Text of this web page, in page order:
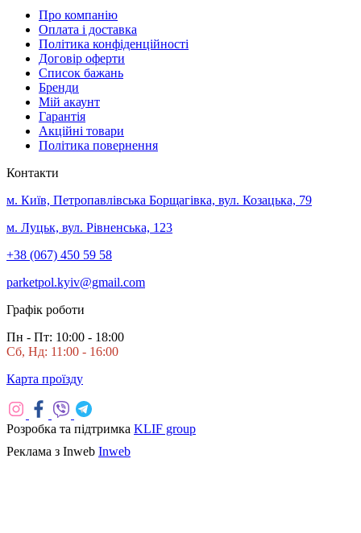
Про компанію
Оплата і доставка
Політика конфіденційності
Договір оферти
Список бажань
Бренди
Мій акаунт
Гарантія
Акційні товари
Політика повернення
Контакти
м. Київ, Петропавлівська Борщагівка, вул. Козацька, 79
м. Луцьк, вул. Рівненська, 123
+38 (067) 450 59 58
parketpol.kyiv@gmail.com
Графік роботи
Пн - Пт: 10:00 - 18:00
Сб, Нд: 11:00 - 16:00
Карта проїзду
Розробка та підтримка KLIF group
Реклама з Inweb Inweb